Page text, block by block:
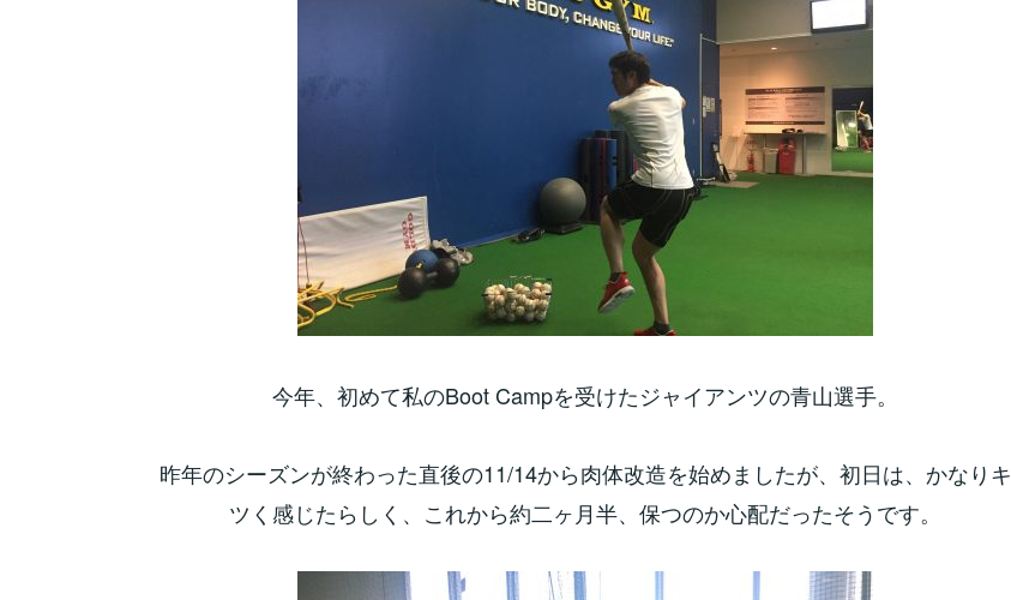
今年、初めて私のBoot Campを受けたジャイアンツの青山選手。
昨年のシーズンが終わった直後の11/14から肉体改造を始めましたが、初日は、かなりキ
ツく感じたらしく、これから約二ヶ月半、保つのか心配だったそうです。